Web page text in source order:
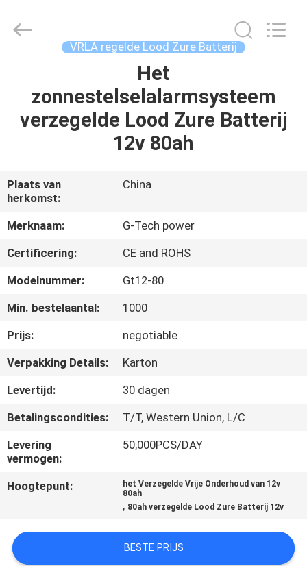
PRODUCTEN
ONS
FABRIEKSTOCHT
KWALITEITSCONTROLE
NEEM
CONTACT
MET
ONS
OP
NIEUWS
VRAAG
OFFERTE
POWER
GROUP.
VRLA regelde Lood Zure Batterij
Het
zonnestelselalarmsysteem
verzegelde Lood Zure Batterij
12v 80ah
Plaats van
herkomst:
China
Merknaam:
G-Tech power
Certificering:
CE and ROHS
Modelnummer:
Gt12-80
Min. bestelaantal:
1000
Prijs:
negotiable
Verpakking Details:
Karton
Levertijd:
30 dagen
Betalingscondities:
T/T, Western Union, L/C
Levering
vermogen:
50,000PCS/DAY
Hoogtepunt:
het Verzegelde Vrije Onderhoud van 12v
80ah
, 80ah verzegelde Lood Zure Batterij 12v
BESTE PRIJS